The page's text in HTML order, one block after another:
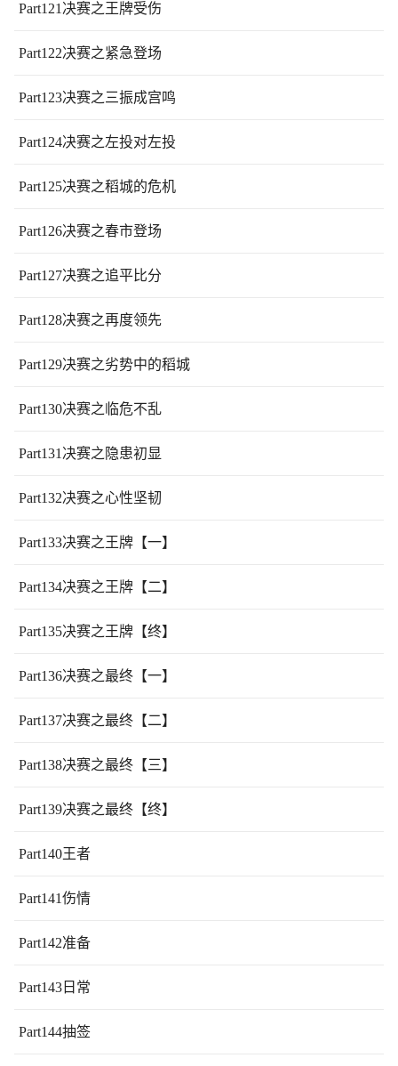
Part121决赛之王牌受伤
Part122决赛之紧急登场
Part123决赛之三振成宫鸣
Part124决赛之左投对左投
Part125决赛之稻城的危机
Part126决赛之春市登场
Part127决赛之追平比分
Part128决赛之再度领先
Part129决赛之劣势中的稻城
Part130决赛之临危不乱
Part131决赛之隐患初显
Part132决赛之心性坚韧
Part133决赛之王牌【一】
Part134决赛之王牌【二】
Part135决赛之王牌【终】
Part136决赛之最终【一】
Part137决赛之最终【二】
Part138决赛之最终【三】
Part139决赛之最终【终】
Part140王者
Part141伤情
Part142准备
Part143日常
Part144抽签